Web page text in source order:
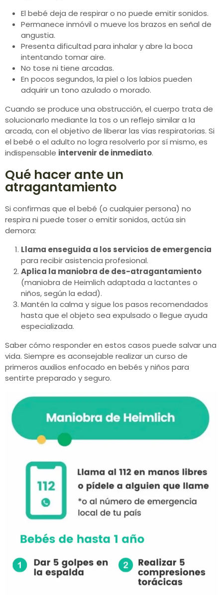
El bebé deja de respirar o no puede emitir sonidos.
Permanece inmóvil o mueve los brazos en señal de
angustia.
Presenta dificultad para inhalar y abre la boca
intentando tomar aire.
No tose ni tiene arcadas.
En pocos segundos, la piel o los labios pueden
adquirir un tono azulado o morado.
Cuando se produce una obstrucción, el cuerpo trata de
solucionarlo mediante la tos o un reflejo similar a la
arcada, con el objetivo de liberar las vías respiratorias. Si
el bebé o el adulto no logra resolverlo por sí mismo, es
indispensable intervenir de inmediato.
Qué hacer ante un
atragantamiento
Si confirmas que el bebé (o cualquier persona) no
respira ni puede toser o emitir sonidos, actúa sin
demora:
Llama enseguida a los servicios de emergencia
para recibir asistencia profesional.
Aplica la maniobra de des-atragantamiento
(maniobra de Heimlich adaptada a lactantes o
niños, según la edad).
Mantén la calma y sigue los pasos recomendados
hasta que el objeto sea expulsado o llegue ayuda
especializada.
Saber cómo responder en estos casos puede salvar una
vida. Siempre es aconsejable realizar un curso de
primeros auxilios enfocado en bebés y niños para
sentirte preparado y seguro.